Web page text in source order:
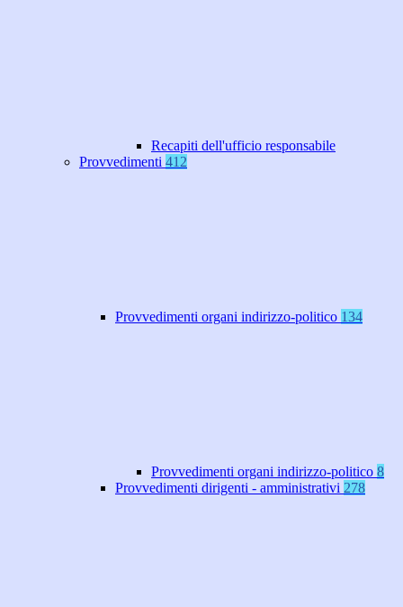
Recapiti dell'ufficio responsabile
Provvedimenti 412
Provvedimenti organi indirizzo-politico 134
Provvedimenti organi indirizzo-politico 8
Provvedimenti dirigenti - amministrativi 278